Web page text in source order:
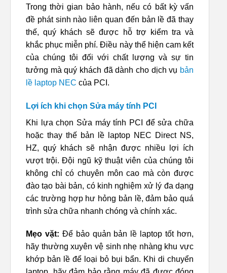
Trong thời gian bảo hành, nếu có bất kỳ vấn
đề phát sinh nào liên quan đến bản lề đã thay
thế, quý khách sẽ được hỗ trợ kiểm tra và
khắc phục miễn phí. Điều này thể hiện cam kết
của chúng tôi đối với chất lượng và sự tin
tưởng mà quý khách đã dành cho dịch vụ bản
lề laptop NEC của PCI.
Lợi ích khi chọn Sửa máy tính PCI
Khi lựa chọn Sửa máy tính PCI để sửa chữa
hoặc thay thế bản lề laptop NEC Direct NS,
HZ, quý khách sẽ nhận được nhiều lợi ích
vượt trội. Đội ngũ kỹ thuật viên của chúng tôi
không chỉ có chuyên môn cao mà còn được
đào tạo bài bản, có kinh nghiệm xử lý đa dạng
các trường hợp hư hỏng bản lề, đảm bảo quá
trình sửa chữa nhanh chóng và chính xác.
Mẹo vặt: Để bảo quản bản lề laptop tốt hơn,
hãy thường xuyên vệ sinh nhẹ nhàng khu vực
khớp bản lề để loại bỏ bụi bẩn. Khi di chuyển